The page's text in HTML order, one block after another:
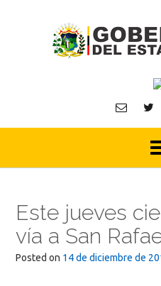
Este jueves
vía a San
Posted on 14 de diciembre de